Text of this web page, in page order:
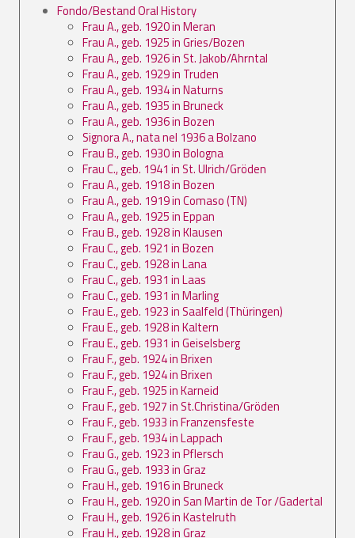
Fondo/Bestand Oral History
Frau A., geb. 1920 in Meran
Frau A., geb. 1925 in Gries/Bozen
Frau A., geb. 1926 in St. Jakob/Ahrntal
Frau A., geb. 1929 in Truden
Frau A., geb. 1934 in Naturns
Frau A., geb. 1935 in Bruneck
Frau A., geb. 1936 in Bozen
Signora A., nata nel 1936 a Bolzano
Frau B., geb. 1930 in Bologna
Frau C., geb. 1941 in St. Ulrich/Gröden
Frau A., geb. 1918 in Bozen
Frau A., geb. 1919 in Comaso (TN)
Frau A., geb. 1925 in Eppan
Frau B., geb. 1928 in Klausen
Frau C., geb. 1921 in Bozen
Frau C., geb. 1928 in Lana
Frau C., geb. 1931 in Laas
Frau C., geb. 1931 in Marling
Frau E., geb. 1923 in Saalfeld (Thüringen)
Frau E., geb. 1928 in Kaltern
Frau E., geb. 1931 in Geiselsberg
Frau F., geb. 1924 in Brixen
Frau F., geb. 1924 in Brixen
Frau F., geb. 1925 in Karneid
Frau F., geb. 1927 in St.Christina/Gröden
Frau F., geb. 1933 in Franzensfeste
Frau F., geb. 1934 in Lappach
Frau G., geb. 1923 in Pflersch
Frau G., geb. 1933 in Graz
Frau H., geb. 1916 in Bruneck
Frau H., geb. 1920 in San Martin de Tor /Gadertal
Frau H., geb. 1926 in Kastelruth
Frau H., geb. 1928 in Graz